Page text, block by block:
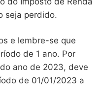
seja perdido.
e lembre-se que
de 1 ano. Por
ano de 2023, deve
de 01/01/2023 a